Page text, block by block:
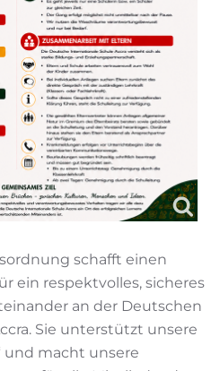
schafft einen
ein respektvolles, sicheres
an der Deutschen
Sie unterstützt unsere
und macht unsere